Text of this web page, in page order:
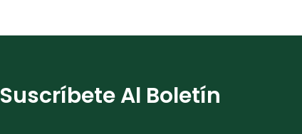
Suscríbete Al Boletín